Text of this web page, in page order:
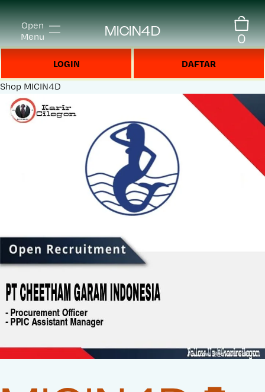
Open
Menu
MICIN4D 0
LOGIN DAFTAR
Shop MICIN4D